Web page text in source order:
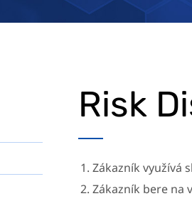
Risk
Zákazník využívá
Zákazník bere na